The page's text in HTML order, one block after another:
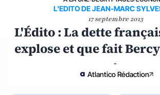
L'EDITO DE JEAN-MARC
17 septembre 2013
L'Édito : La dette
explose et que fait
-
Atlantico Rédaction